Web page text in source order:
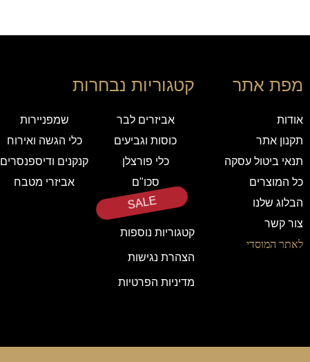
מפת אתר
אודות
תקנון אתר
תנאי ביטול עסקה
כל המוצרים
הבלוג שלנו
צור קשר
לאתר המוסדי
קטגוריות נבחרות
אביזרים לבר
שמפניירות
כוסות וגביעים
כלי הגשה ואירוח
כלי פורצלן
קנקנים ודיספנסרים
סכו"ם
אביזרי מטבח
SALE
קטגוריות נוספות
הצהרת נגישות
מדיניות הפרטיות